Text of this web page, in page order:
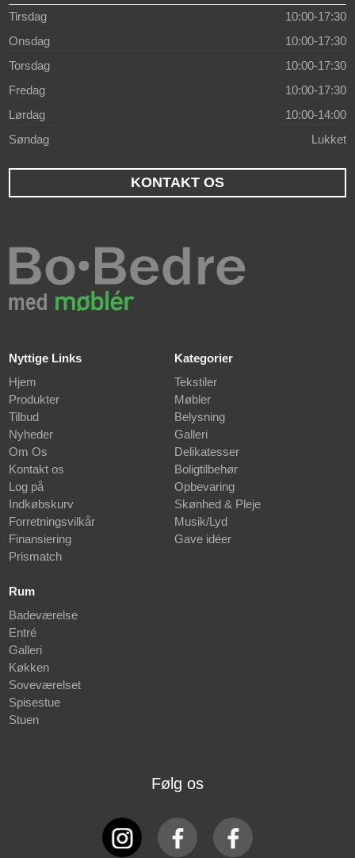
Tirsdag
10:00-17:30
Onsdag
10:00-17:30
Torsdag
10:00-17:30
Fredag
10:00-17:30
Lørdag
10:00-14:00
Søndag
Lukket
KONTAKT OS
Nyttige Links
Hjem
Produkter
Tilbud
Nyheder
Om Os
Kontakt os
Log på
Indkøbskurv
Forretningsvilkår
Finansiering
Prismatch
Kategorier
Tekstiler
Møbler
Belysning
Galleri
Delikatesser
Boligtilbehør
Opbevaring
Skønhed & Pleje
Musik/Lyd
Gave idéer
Rum
Badeværelse
Entré
Galleri
Køkken
Soveværelset
Spisestue
Stuen
Følg os